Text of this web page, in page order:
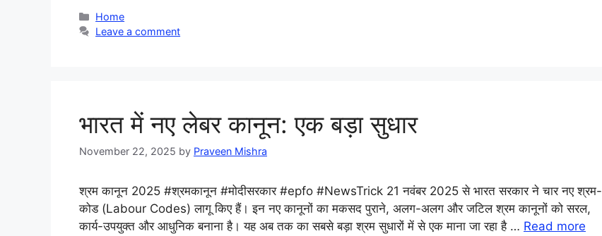
Categories
Home
Leave a comment
भारत में नए लेबर कानून: एक बड़ा सुधार
November 22, 2025 by Praveen Mishra
श्रम कानून 2025 #श्रमकानून #मोदीसरकार #epfo #NewsTrick 21 नवंबर 2025 से भारत सरकार ने चार नए श्रम-
कोड (Labour Codes) लागू किए हैं। इन नए कानूनों का मकसद पुराने, अलग-अलग और जटिल श्रम कानूनों को सरल,
कार्य-उपयुक्त और आधुनिक बनाना है। यह अब तक का सबसे बड़ा श्रम सुधारों में से एक माना जा रहा है … Read more